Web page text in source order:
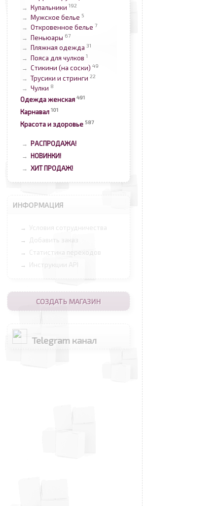
→ Купальники 192
→ Мужское белье 5
→ Откровенное белье 7
→ Пеньюары 67
→ Пляжная одежда 31
→ Пояса для чулков 1
→ Стикини (на соски) 49
→ Трусики и стринги 22
→ Чулки 8
Одежда женская 491
Карнавал 101
Красота и здоровье 587
→ РАСПРОДАЖА!
→ НОВИНКИ!
→ ХИТ ПРОДАЖ!
ИНФОРМАЦИЯ
→ Условия сотрудничества
→ Добавить заказ
→ Статистика переходов
→ Инструкции API
СОЗДАТЬ МАГАЗИН
Telegram канал